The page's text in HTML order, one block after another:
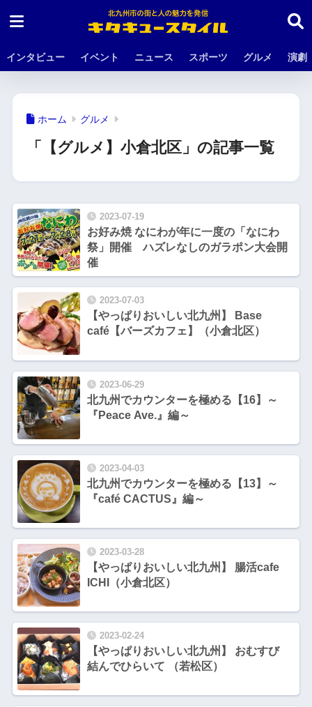
インタビュー イベント ニュース スポーツ グルメ 演劇
ホーム グルメ
「【グルメ】小倉北区」の記事一覧
2023-07-19
お好み焼 なにわが年に一度の「なにわ
祭」開催 ハズレなしのガラポン大会開
催
2023-07-03
【やっぱりおいしい北九州】 Base
café【バーズカフェ】（小倉北区）
2023-06-29
北九州でカウンターを極める【16】～
『Peace Ave.』編～
2023-04-03
北九州でカウンターを極める【13】～
『café CACTUS』編～
2023-03-28
【やっぱりおいしい北九州】 腸活cafe
ICHI（小倉北区）
2023-02-24
【やっぱりおいしい北九州】 おむすび
結んでひらいて （若松区）